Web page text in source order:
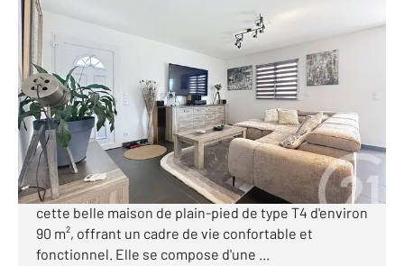
SANTA MARIA POGGIO 202
90 m
Ref : 723
Maison à vendre
369 000 €
Située dans un environnement calme et agréable
sur la commune de Santa Maria Poggio, découvrez
cette belle maison de plain-pied de type T4 d'environ
90 m², offrant un cadre de vie confortable et
fonctionnel. Elle se compose d'une ...